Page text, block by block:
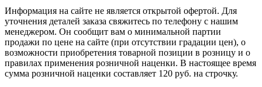
Информация на сайте не является открытой офертой. Для
уточнения деталей заказа свяжитесь по телефону с нашим
менеджером. Он сообщит вам о минимальной партии
продажи по цене на сайте (при отсутствии градации цен), о
возможности приобретения товарной позиции в розницу и о
правилах применения розничной наценки. В настоящее время
сумма розничной наценки составляет 120 руб. на строчку.